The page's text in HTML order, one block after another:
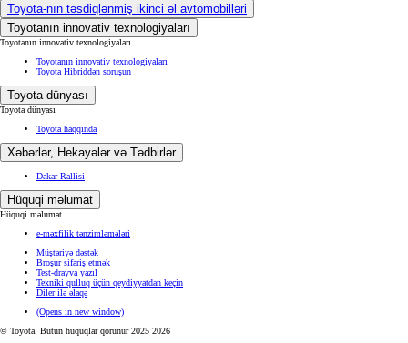
Toyota-nın təsdiqlənmiş ikinci əl avtomobilləri
Toyotanın innovativ texnologiyaları
Toyotanın innovativ texnologiyaları
Toyotanın innovativ texnologiyaları
Toyota Hibriddən soruşun
Toyota dünyası
Toyota dünyası
Toyota haqqında
Xəbərlər, Hekayələr və Tədbirlər
Dakar Rallisi
Hüquqi məlumat
Hüquqi məlumat
e-məxfilik tənzimləmələri
Müştəriyə dəstək
Broşur sifariş etmək
Test-drayva yazıl
Texniki qulluq üçün qeydiyyatdan keçin
Diler ilə əlaqə
(Opens in new window)
© Toyota. Bütün hüquqlar qorunur 2025 2026